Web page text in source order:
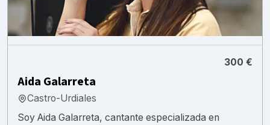
300 €
Aida Galarreta
Castro-Urdiales
Soy Aida Galarreta, cantante especializada en